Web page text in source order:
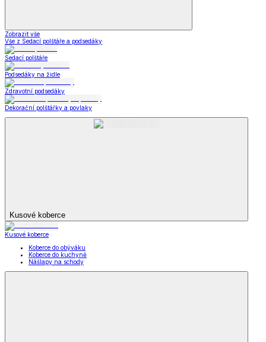
Zobrazit vše
Vše z Sedací polštáře a podsedáky
Sedací polštáře
Podsedáky na židle
Zdravotní podsedáky
Dekorační polštářky a povlaky
Kusové koberce
Kusové koberce
Koberce do obýváku
Koberce do kuchyně
Nášlapy na schody